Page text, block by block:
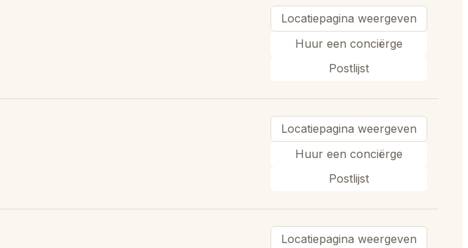
Locatiepagina weergeven
Huur een conciërge
Postlijst
Locatiepagina weergeven
Huur een conciërge
Postlijst
Locatiepagina weergeven